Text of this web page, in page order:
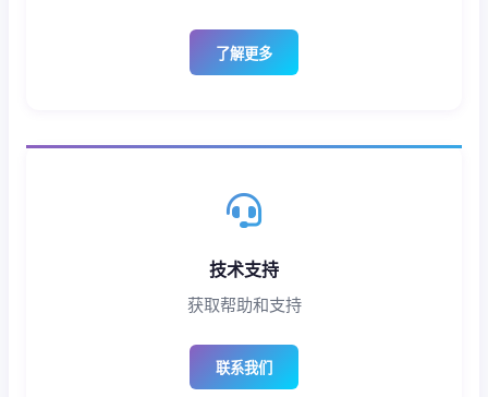
了解更多
技术支持
获取帮助和支持
联系我们